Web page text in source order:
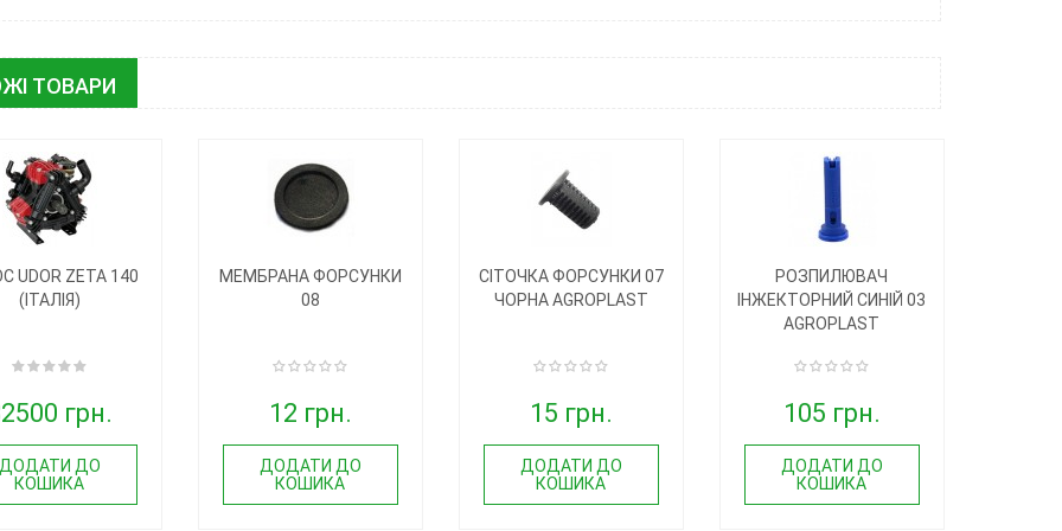
ТОВАРИ
UDOR ZETA 140
(ІТАЛІЯ)
грн.
ДОДАТИ ДО
КОШИКА
МЕМБРАНА ФОРСУНКИ
08
12 грн.
ДОДАТИ ДО
КОШИКА
СІТОЧКА ФОРСУНКИ 07
ЧОРНА AGROPLAST
15 грн.
ДОДАТИ ДО
КОШИКА
РОЗПИЛЮВАЧ
ІНЖЕКТОРНИЙ СИНІЙ 03
AGROPLAST
105 грн.
ДОДАТИ ДО
КОШИКА